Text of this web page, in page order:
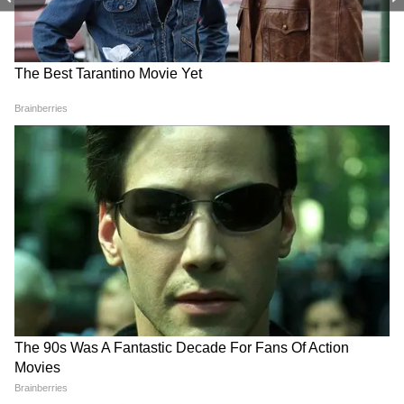
এদিকে প্রাথমিক তদন্তে কলকাতা পৌরসংস্থার
ইঞ্জিনিয়াররা জানিয়েছেন যে, এই বেসরকারি
গোডাউনটির নির্মাণ নকশায় (Building Plan)
কোনও গাফিলতি ছিল কি না, তা খতিয়ে দেখতে
উচ্চপর্যায়ের তদন্তের নির্দেশ দেওয়া হয়েছে। আহত
শ্রমিকদের দ্রুত হাসপাতালে পৌঁছানোর জন্য
কলকাতা ট্রাফিক পুলিশ বিশেষ গ্রিন করিডোরের
ব্যবস্থা করেছে। আহতদের সমস্ত চিকিৎসার খরচ
রাজ্য সরকার বহন করছে।
দুর্ঘটনার নেপথ্যে প্রাথমিক অনুমান শ্যামাপ্রসাদ
মুখার্জি পোর্ট অথরিটির (SMPA) লিজ দেওয়া
জমিতে 'বেহেরা ব্রাদার্স' নামক একটি বেসরকারি
সংস্থা এই বহুতল কোল্ড স্টোরেজ ও গোডাউনটি
RECOMMENDED STORIES